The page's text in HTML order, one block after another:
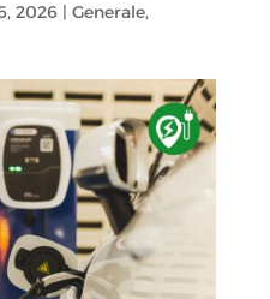
2026| Generale,